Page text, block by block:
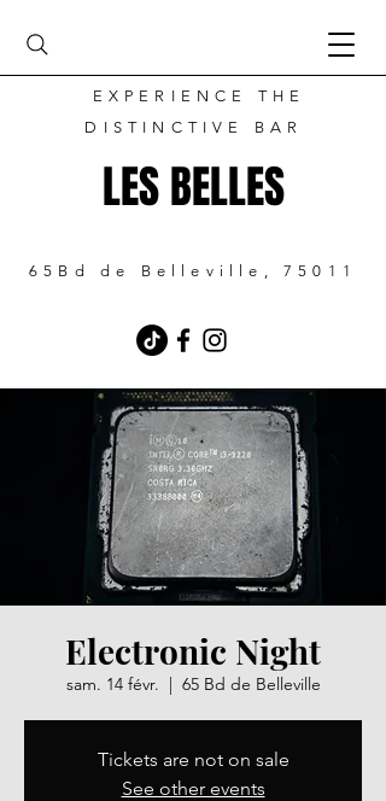
LES BELLES
EXPERIENCE THE
DISTINCTIVE BAR
65Bd de Belleville, 75011
Electronic Night
sam. 14 févr.
  |
65 Bd de Belleville
Tickets are not on sale
See other events